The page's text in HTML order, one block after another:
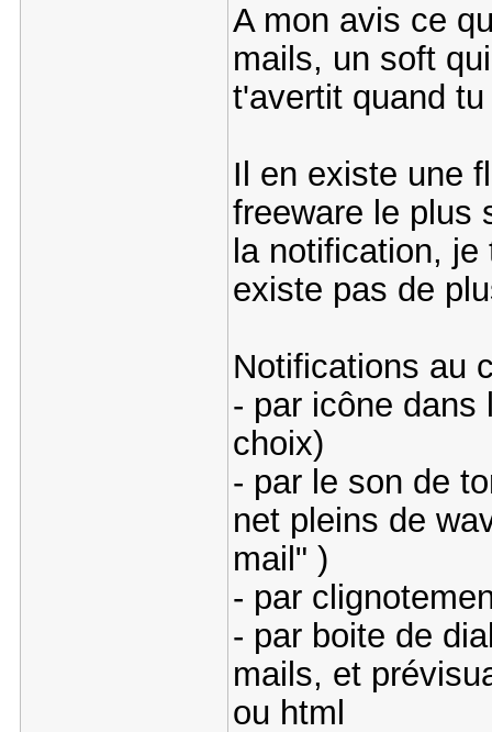
A mon avis ce
mails, un soft
t'avertit quand
Il en existe une
freeware le plus
la notification,
existe pas de
Notifications au
- par icône dans
choix)
- par le son de
net pleins de
mail" )
- par
- par boite de
mails, et
ou html